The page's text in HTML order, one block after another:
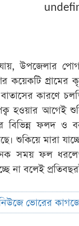
উপজেলার
কয়েকটি গ্রামের
কারণে
হওয়ার আগেই
বিভিন্ন
শুকিয়ে মারা
সময় ফল ধরলেও
না বলেই
ভোরের